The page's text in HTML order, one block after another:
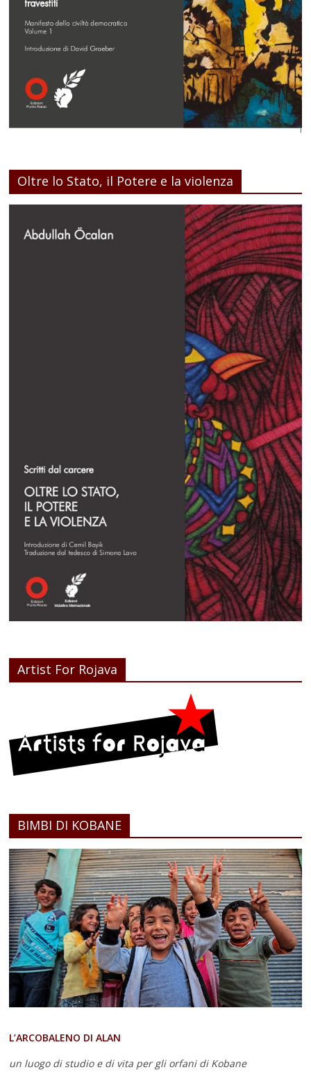
Oltre lo Stato, il Potere e la violenza
Artist For Rojava
BIMBI DI KOBANE
L’ARCOBALENO DI ALAN
un luogo di studio e di vita per gli orfani di Kobane